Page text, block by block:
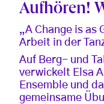
Aufhören!
„A Change is as
Arbeit in der
Auf Berg- und
verwickelt Elsa
Ensemble und
gemeinsame